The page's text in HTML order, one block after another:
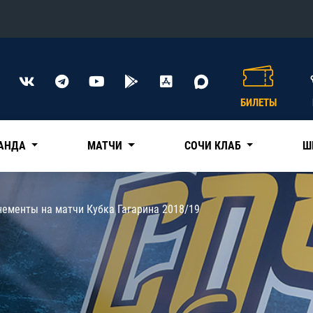
Конференция «Восток»
Трактор
Дивизион Чернышева
Авангард
Адмирал
КХЛ
БИЛЕТЫ
МАТЧИ СОЧИ КЛАБ
на матчи Кубка Гагарина 2018/19